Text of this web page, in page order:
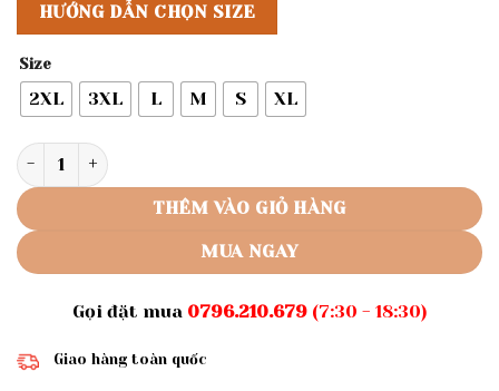
HƯỚNG DẪN CHỌN SIZE
Size
2XL 3XL L M S XL
Rập giấy A0 ã 1517 - đầm dây nữ số lượng
THÊM VÀO GIỎ HÀNG
MUA NGAY
Gọi đặt mua 0796.210.679(7:30 - 18:30)
Giao hàng toàn quốc